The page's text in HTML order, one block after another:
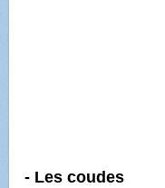
- Les coudes